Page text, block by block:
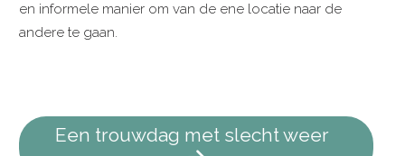
en informele manier om van de ene locatie naar de
andere te gaan.
Een trouwdag met slecht weer